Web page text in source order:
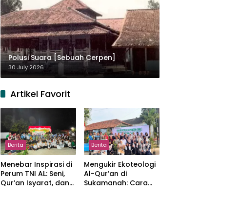
Polusi Suara [Sebuah Cerpen]
30 July 2026
Artikel Favorit
Berita
Menebar Inspirasi di
Perum TNI AL: Seni,
Qur’an Isyarat, dan
Berita
Mengukir Ekoteologi
Al-Qur’an di
Sukamanah: Cara